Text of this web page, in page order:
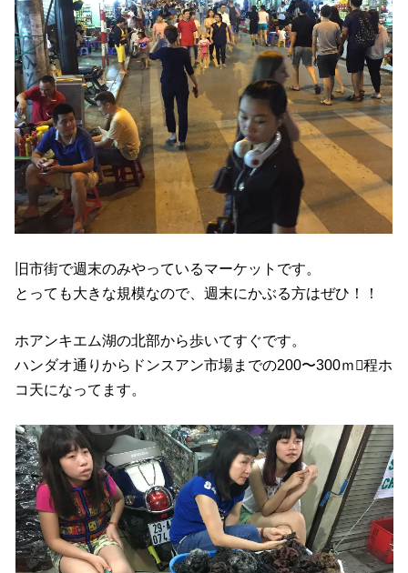
旧市街で週末のみやっているマーケットです。
とっても大きな規模なので、週末にかぶる方はぜひ！！
ホアンキエム湖の北部から歩いてすぐです。
ハンダオ通りからドンスアン市場までの200〜300ｍ程ホ
コ天になってます。